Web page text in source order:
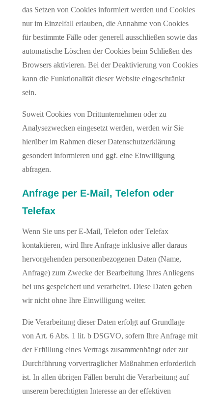
das Setzen von Cookies informiert werden und Cookies
nur im Einzelfall erlauben, die Annahme von Cookies
für bestimmte Fälle oder generell ausschließen sowie das
automatische Löschen der Cookies beim Schließen des
Browsers aktivieren. Bei der Deaktivierung von Cookies
kann die Funktionalität dieser Website eingeschränkt
sein.
Soweit Cookies von Drittunternehmen oder zu
Analysezwecken eingesetzt werden, werden wir Sie
hierüber im Rahmen dieser Datenschutzerklärung
gesondert informieren und ggf. eine Einwilligung
abfragen.
Anfrage per E-Mail, Telefon oder
Telefax
Wenn Sie uns per E-Mail, Telefon oder Telefax
kontaktieren, wird Ihre Anfrage inklusive aller daraus
hervorgehenden personenbezogenen Daten (Name,
Anfrage) zum Zwecke der Bearbeitung Ihres Anliegens
bei uns gespeichert und verarbeitet. Diese Daten geben
wir nicht ohne Ihre Einwilligung weiter.
Die Verarbeitung dieser Daten erfolgt auf Grundlage
von Art. 6 Abs. 1 lit. b DSGVO, sofern Ihre Anfrage mit
der Erfüllung eines Vertrags zusammenhängt oder zur
Durchführung vorvertraglicher Maßnahmen erforderlich
ist. In allen übrigen Fällen beruht die Verarbeitung auf
unserem berechtigten Interesse an der effektiven